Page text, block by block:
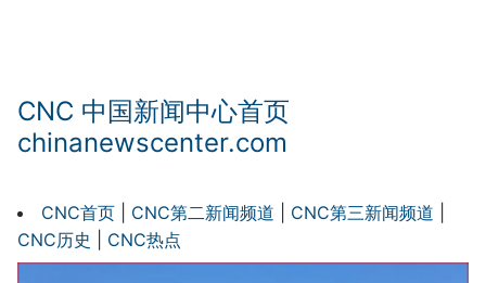
CNC 中国新闻中心首页
chinanewscenter.com
CNC首页 CNC第二新闻频道 CNC第三新闻频道
CNC历史
CNC热点